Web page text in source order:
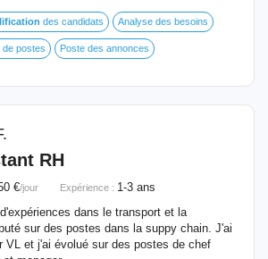
des candidats Analyse des besoins
de postes Poste des annonces
RH
€/jour Expérience : 1-3 ans
dans le transport et la
sur des postes dans la suppy chain. J'ai
VL et j'ai évolué sur des postes de chef